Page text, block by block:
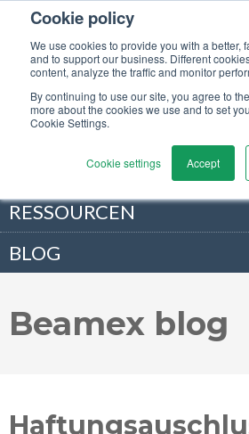
Cookie policy
We use cookies to provide you with a better,
and to support our business. Different
content, analyze the traffic and monitor
By continuing to use our site, you agree to
more about the cookies we use and to set
Cookie Settings.
Cookie settings Accept
PRODUKTE
LÖSUNGEN
DIENSTLEISTUNGEN
ÜBER UNS
RESSOURCEN
BLOG
Beamex blog